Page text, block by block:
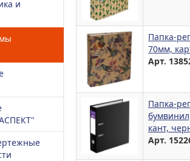
и
Папка-
70мм,
Арт.
Папка-
кант,
Арт.